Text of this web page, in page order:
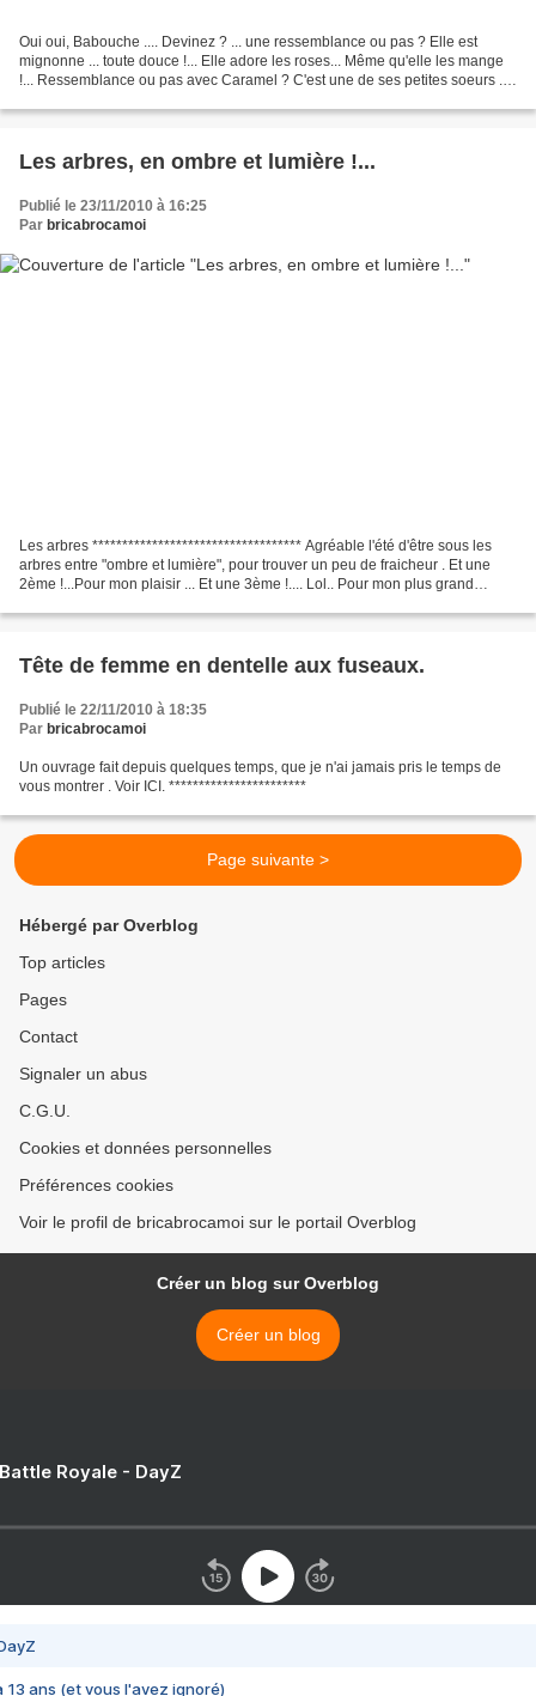
Oui oui, Babouche .... Devinez ? ... une ressemblance ou pas ? Elle est
mignonne ... toute douce !... Elle adore les roses... Même qu'elle les mange
!... Ressemblance ou pas avec Caramel ? C'est une de ses petites soeurs ....
Les arbres, en ombre et lumière !...
Publié le 23/11/2010 à 16:25
Par bricabrocamoi
Les arbres *********************************** Agréable l'été d'être sous les
arbres entre "ombre et lumière", pour trouver un peu de fraicheur . Et une
2ème !...Pour mon plaisir ... Et une 3ème !.... Lol.. Pour mon plus grand
Tête de femme en dentelle aux fuseaux.
Publié le 22/11/2010 à 18:35
Par bricabrocamoi
Un ouvrage fait depuis quelques temps, que je n'ai jamais pris le temps de
vous montrer . Voir ICI. ***********************
Page suivante >
Hébergé par Overblog
Top articles
Pages
Contact
Signaler un abus
C.G.U.
Cookies et données personnelles
Préférences cookies
Voir le profil de bricabrocamoi sur le portail Overblog
Créer un blog sur Overblog
Créer un blog
Royale - DayZ
13 ans (et vous l'avez ignoré)